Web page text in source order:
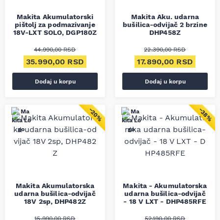
Makita Akumulatorski
pištolj za podmazivanje
18V-LXT SOLO, DGP180Z
44.990,00RSD
Originalna cena je bila: 44.990,00 RSD.
35.990,00 RSD Trenutna cena je: 35.990,00 RSD.
Dodaj u korpu
Makita Aku. udarna
bušilica-odvijač 2 brzine
DHP458Z
22.390,00RSD
Originalna cena je
17.890,00 RSD
Dodaj u korpu
−20%
Makita Akumulatorska
udarna bušilica-odvijač
18V 2sp, DHP482Z
15.990,00RSD
−38%
Makita - Akumulatorska
udarna bušilica-odvijač
- 18 V LXT - DHP485RFE
52.190,00RSD